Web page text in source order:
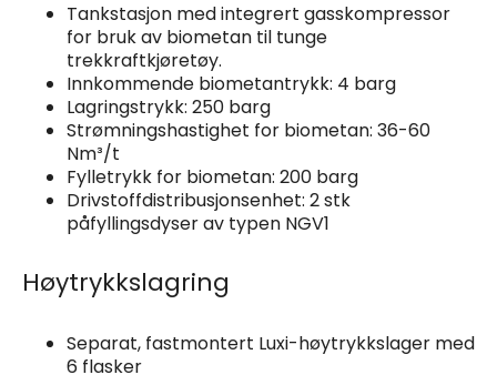
Tankstasjon med integrert gasskompressor
for bruk av biometan til tunge
trekkraftkjøretøy.
Innkommende biometantrykk: 4 barg
Lagringstrykk: 250 barg
Strømningshastighet for biometan: 36-60
Nm³/t
Fylletrykk for biometan: 200 barg
Drivstoffdistribusjonsenhet: 2 stk
påfyllingsdyser av typen NGV1
Høytrykkslagring
Separat, fastmontert Luxi-høytrykkslager med
6 flasker